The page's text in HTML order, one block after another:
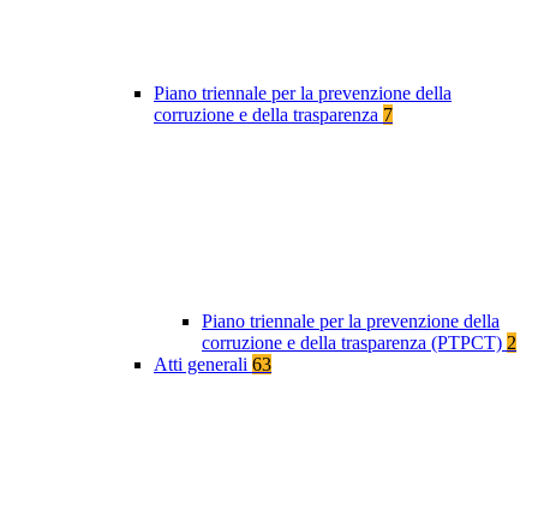
Piano triennale per la prevenzione della
corruzione e della trasparenza 7
Piano triennale per la prevenzione della
corruzione e della trasparenza (PTPCT) 2
Atti generali 63